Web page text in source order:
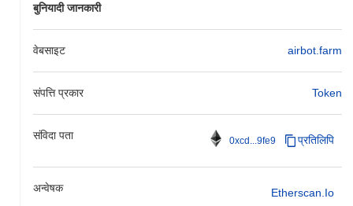
बुनियादी जानकारी
वेबसाइट airbot.farm
संपत्ति प्रकार Token
संविदा पता 0xcd...9fe9 प्रतिलिपि
अन्वेषक Etherscan.io